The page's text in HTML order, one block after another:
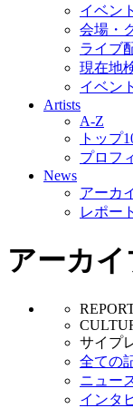
イベン
会場・
ライブ
現在地
イベン
Artists
A-Z
トップ
プロフ
News
アーカ
レポート
アーカイ
サイプ
全ての
ニュー
インタ